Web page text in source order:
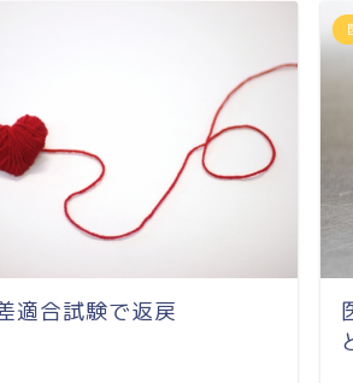
適合試験で返戻